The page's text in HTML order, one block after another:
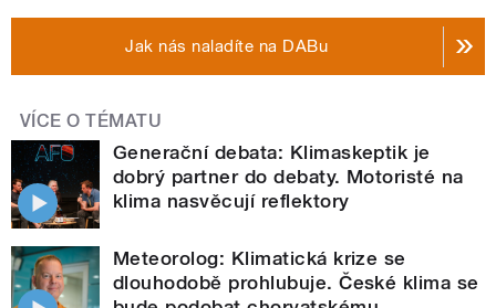
Jak nás naladíte na DABu
VÍCE O TÉMATU
Generační debata: Klimaskeptik je
dobrý partner do debaty. Motoristé na
klima nasvěcují reflektory
Meteorolog: Klimatická krize se
dlouhodobě prohlubuje. České klima se